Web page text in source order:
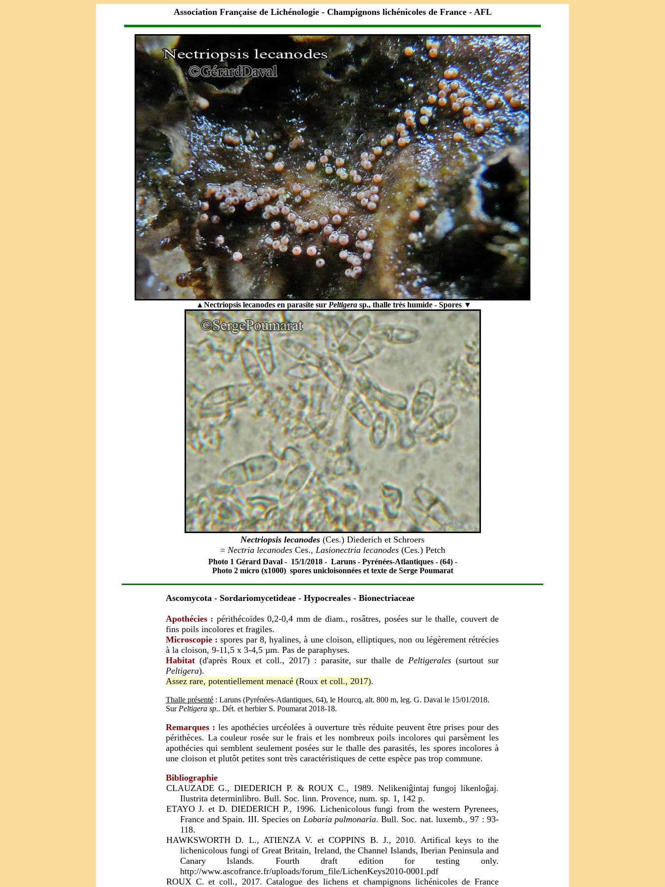
Association Française de Lichénologie- Champignons lichénicoles de France - AFL
▲Nectriopsis lecanodes en parasite sur Peltigerasp., thalle très humide - Spores ▼
Nectriopsis lecanodes (Ces.) Diederich et Schroers
= Nectria lecanodesCes., Lasionectria lecanodes(Ces.) Petch
Photo 1 Gérard Daval - 15/1/2018 - Laruns - Pyrénées-Atlantiques - (64) -
Photo 2 micro (x1000) spores unicloisonnées et texte de Serge Poumarat
Ascomycota - Sordariomycetideae - Hypocreales - Bionectriaceae
Apothécies : périthécoïdes 0,2-0,4 mm de diam., rosâtres, posées sur le thalle, couvert de
fins poils incolores et fragiles.
Microscopie : spores par 8, hyalines, à une cloison, elliptiques, non ou légèrement rétrécies
à la cloison, 9-11,5 x 3-4,5 µm. Pas de paraphyses.
Habitat (d'après Roux et coll., 2017) : parasite, sur thalle de Peltigerales (surtout sur
Peltigera).
Assez rare, potentiellement menacé (Roux et coll., 2017).
Thalle présenté : Laruns (Pyrénées-Atlantiques, 64), le Hourcq, alt. 800 m, leg. G. Daval le 15/01/2018.
Sur Peltigera sp.. Dét. et herbier S. Poumarat 2018-18.
Remarques : les apothécies urcéolées à ouverture très réduite peuvent être prises pour des
périthèces. La couleur rosée sur le frais et les nombreux poils incolores qui parsèment les
apothécies qui semblent seulement posées sur le thalle des parasités, les spores incolores à
une cloison et plutôt petites sont très caractéristiques de cette espèce pas trop commune.
Bibliographie
CLAUZADE G., DIEDERICH P. & ROUX C., 1989. Nelikeniĝintaj fungoj likenloĝaj.
Ilustrita determinlibro. Bull. Soc. linn. Provence, num. sp. 1, 142 p.
ETAYO J. et D. DIEDERICH P., 1996. Lichenicolous fungi from the western Pyrenees,
France and Spain. III. Species on Lobaria pulmonaria. Bull. Soc. nat. luxemb., 97 : 93-
118.
HAWKSWORTH D. L., ATIENZA V. et COPPINS B. J., 2010. Artifical keys to the
lichenicolous fungi of Great Britain, Ireland, the Channel Islands, Iberian Peninsula and
Canary Islands. Fourth draft edition for testing only.
http://www.ascofrance.fr/uploads/forum_file/LichenKeys2010-0001.pdf
ROUX C. et coll., 2017. Catalogue des lichens et champignons lichénicoles de France